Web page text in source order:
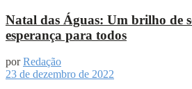
Natal das Águas: Um brilho de
esperança para todos
por Redação
23 de dezembro de 2022